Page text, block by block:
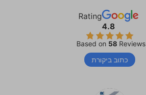
Rating
4.8
Based on58 Reviews
כתוב ביקורת